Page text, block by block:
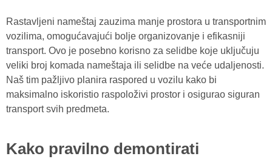
Rastavljeni nameštaj zauzima manje prostora u transportnim
vozilima, omogućavajući bolje organizovanje i efikasniji
transport. Ovo je posebno korisno za selidbe koje uključuju
veliki broj komada nameštaja ili selidbe na veće udaljenosti.
Naš tim pažljivo planira raspored u vozilu kako bi
maksimalno iskoristio raspoloživi prostor i osigurao siguran
transport svih predmeta.
Kako pravilno demontirati